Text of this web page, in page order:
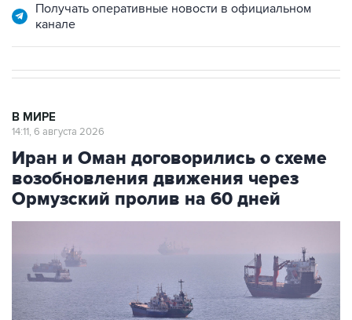
Получать оперативные новости в официальном
канале
В МИРЕ
14:11, 6 августа 2026
Иран и Оман договорились о схеме
возобновления движения через
Ормузский пролив на 60 дней